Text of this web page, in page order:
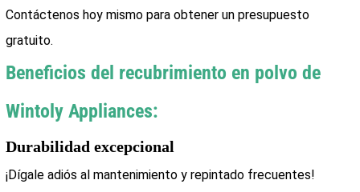
Contáctenos hoy mismo para obtener un presupuesto
gratuito.
Beneficios del recubrimiento en polvo de
Wintoly Appliances:
Durabilidad excepcional
¡Dígale adiós al mantenimiento y repintado frecuentes!